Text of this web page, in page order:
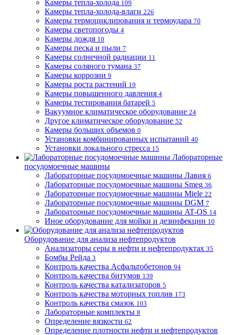
Камеры тепла-холода 109
Камеры тепла-холода-влаги 226
Камеры термоциклирования и термоудара 70
Камеры светопогоды 4
Камеры дождя 10
Камеры песка и пыли 7
Камеры солнечной радиации 11
Камеры соляного тумана 37
Камеры коррозии 9
Камеры роста растений 19
Камеры повышенного давления 4
Камеры тестирования батарей 5
Вакуумное климатическое оборудование 24
Другое климатическое оборудование 52
Камеры больших объемов 0
Установки комбинированных испытаний 40
Установки локального стресса 15
Лабораторные
посудомоечные машины
Лабораторные посудомоечные машины Лавия 6
Лабораторные посудомоечные машины Smeg 36
Лабораторные посудомоечные машины Miele 22
Лабораторные посудомоечные машины DGM 7
Лабораторные посудомоечные машины AT-OS 14
Иное оборудование для мойки и дезинфекции 10
Оборудование для анализа нефтепродуктов
Анализаторы серы в нефти и нефтепродуктах 35
Бомбы Рейда 3
Контроль качества Асфальтобетонов 94
Контроль качества битумов 139
Контроль качества катализаторов 5
Контроль качества моторных топлив 173
Контроль качества смазок 103
Лабораторные комплекты 8
Определение вязкости 62
Определение плотности нефти и нефтепродуктов